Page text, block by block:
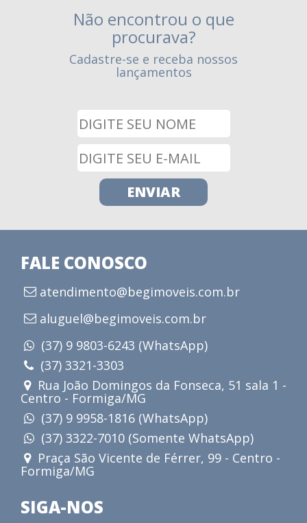
Não encontrou o que
procurava?
Cadastre-se e receba nossos
lançamentos
FALE CONOSCO
atendimento@begimoveis.com.br
aluguel@begimoveis.com.br
(37) 9 9803-6243 (WhatsApp)
(37) 3321-3303
Rua João Domingos da Fonseca, 51 sala 1 -
Centro - Formiga/MG
(37) 9 9958-1816 (WhatsApp)
(37) 3322-7010 (Somente WhatsApp)
Praça São Vicente de Férrer, 99 - Centro -
Formiga/MG
SIGA-NOS